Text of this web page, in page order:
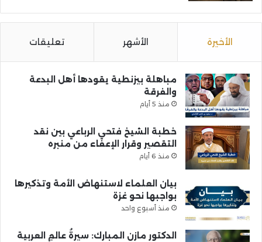
الأخيرة الأشهر تعليقات
مباهلة بيزنطية يقودها أهل البدعة
والفرقة
منذ 5 أيام
خطبة الشيخ فتحي الرباعي بين نقد
التقصير وقرار الإعفاء من منبره
منذ 6 أيام
بيان العلماء لاستنهاض الأمة وتذكيرها
بواجبها نحو غزة
منذ أسبوع واحد
الدكتور مازن المبارك: سيرةُ عالمِ العربية